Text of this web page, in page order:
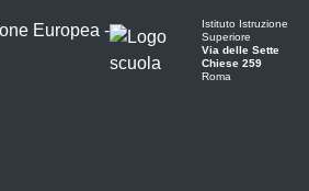
Istituto Istruzione
Superiore
Via delle Sette
Chiese 259
Roma